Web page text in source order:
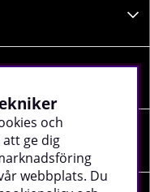
och
ge dig
webbplats. Du